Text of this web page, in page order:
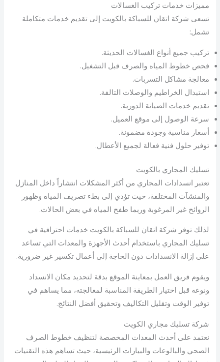
مميزات خدمات تركيب الغسالات
تسعى شركة اتقان للسباكة بالكويت إلى تقديم خدمات متكاملة
تشمل:
تركيب جميع أنواع الغسالات الحديثة.
فحص خطوط المياه والصرف قبل التشغيل.
معالجة مشاكل التسربات.
استبدال الخراطيم والوصلات التالفة.
تقديم خدمات الصيانة الدورية.
سرعة الوصول إلى موقع العميل.
أسعار مناسبة وجودة مضمونة.
توفير حلول فنية فعالة لجميع الأعطال.
تسليك المجاري بالكويت
تعتبر انسدادات المجاري من أكثر المشكلات انتشاراً داخل المنازل
والمنشآت المختلفة، حيث تؤدي إلى بطء تصريف المياه وظهور
الروائح غير المرغوبة وربما طفح المياه في بعض الحالات.
لذلك توفر شركة اتقان للسباكة بالكويت خدمات احترافية في
تسليك المجاري باستخدام أحدث الأجهزة والمعدات التي تساعد
على إزالة الانسدادات دون الحاجة إلى أعمال تكسير غير ضرورية.
ويقوم فريق العمل بمعاينة الموقع بدقة لتحديد مكان الانسداد
ونوعه قبل اختيار الطريقة المناسبة لمعالجته، مما يساهم في
توفير الوقت وتقليل التكاليف وتحقيق أفضل النتائج.
شركة تسليك مجاري الكويت
نعتمد على أحدث المعدات المخصصة لتنظيف خطوط الصرف
الصحي والبالوعات والبيارات الرئيسية، حيث تساهم هذه التقنيات